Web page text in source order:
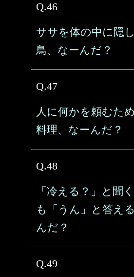
Q.46
ササを体の中に隠
鳥、なーんだ？
Q.47
人に何かを頼むた
料理、なーんだ？
Q.48
「冷える？」と聞
も「うん」と答え
んだ？
Q.49